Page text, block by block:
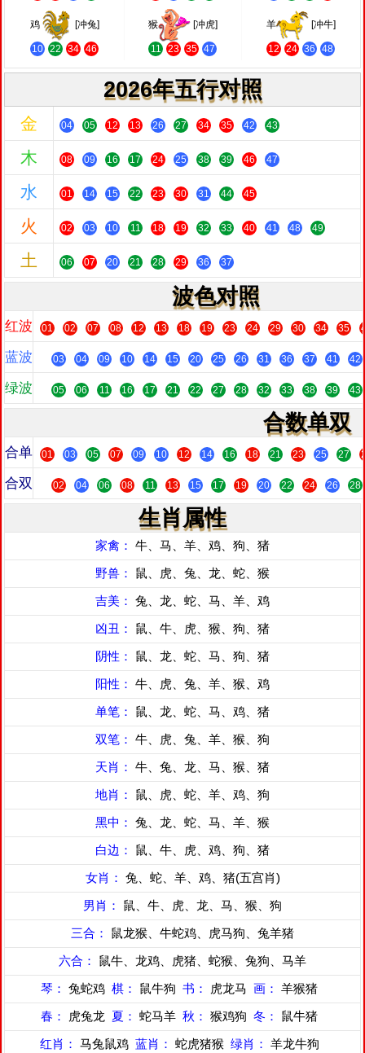
鸡 [冲兔]
10 22 34 46
猴 [冲虎]
11 23 35 47
羊 [冲牛]
12 24 36 48
2026年五行对照
金 04 05 12 13 26 27 34 35 42 43
木 08 09 16 17 24 25 38 39 46 47
水 01 14 15 22 23 30 31 44 45
火 02 03 10 11 18 19 32 33 40 41 48 49
土 06 07 20 21 28 29 36 37
波色对照
红波 01 02 07 08 12 13 18 19 23 24 29 30 34 35
蓝波 03 04 09 10 14 15 20 25 26 31 36 37 41 42
绿波 05 06 11 16 17 21 22 27 28 32 33 38 39 43
合数单双
合单 01 03 05 07 09 10 12 14 16 18 21 23 25 27
合双 02 04 06 08 11 13 15 17 19 20 22 24 26 28
生肖属性
家禽： 牛、马、羊、鸡、狗、猪
野兽： 鼠、虎、兔、龙、蛇、猴
吉美： 兔、龙、蛇、马、羊、鸡
凶丑： 鼠、牛、虎、猴、狗、猪
阴性： 鼠、龙、蛇、马、狗、猪
阳性： 牛、虎、兔、羊、猴、鸡
单笔： 鼠、龙、蛇、马、鸡、猪
双笔： 牛、虎、兔、羊、猴、狗
天肖： 牛、兔、龙、马、猴、猪
地肖： 鼠、虎、蛇、羊、鸡、狗
黑中： 兔、龙、蛇、马、羊、猴
白边： 鼠、牛、虎、鸡、狗、猪
女肖： 兔、蛇、羊、鸡、猪(五宫肖)
男肖： 鼠、牛、虎、龙、马、猴、狗
三合： 鼠龙猴、牛蛇鸡、虎马狗、兔羊猪
六合： 鼠牛、龙鸡、虎猪、蛇猴、兔狗、马羊
琴： 兔蛇鸡 棋： 鼠牛狗 书： 虎龙马 画： 羊猴猪
春：
虎兔龙 夏： 蛇马羊 秋： 猴鸡狗 冬： 鼠牛猪
红肖： 马兔鼠鸡 蓝肖： 蛇虎猪猴 绿肖： 羊龙牛狗